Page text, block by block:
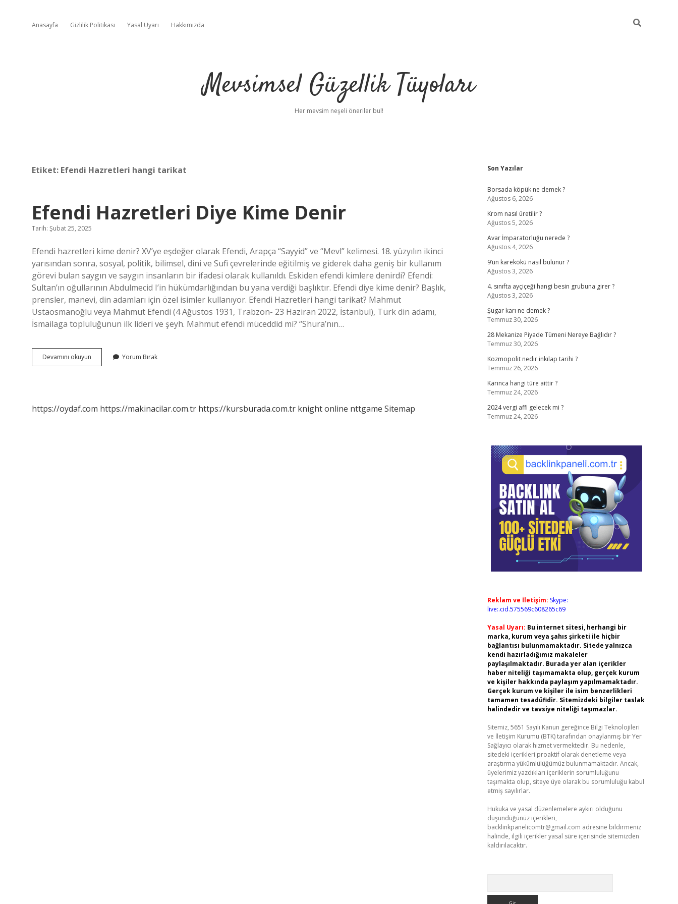
Anasayfa Gizlilik Politikası Yasal Uyarı Hakkımızda
Mevsimsel Güzellik Tüyoları
Her mevsim neşeli öneriler bul!
Etiket: Efendi Hazretleri hangi tarikat
Efendi Hazretleri Diye Kime Denir
Tarih: Şubat 25, 2025
Efendi hazretleri kime denir? XV’ye eşdeğer olarak Efendi, Arapça “Sayyid” ve “Mevl” kelimesi. 18. yüzyılın ikinci
yarısından sonra, sosyal, politik, bilimsel, dini ve Sufi çevrelerinde eğitilmiş ve giderek daha geniş bir kullanım
görevi bulan saygın ve saygın insanların bir ifadesi olarak kullanıldı. Eskiden efendi kimlere denirdi? Efendi:
Sultan’ın oğullarının Abdulmecid I’in hükümdarlığından bu yana verdiği başlıktır. Efendi diye kime denir? Başlık,
prensler, manevi, din adamları için özel isimler kullanıyor. Efendi Hazretleri hangi tarikat? Mahmut
Ustaosmanoğlu veya Mahmut Efendi (4 Ağustos 1931, Trabzon- 23 Haziran 2022, İstanbul), Türk din adamı,
İsmailaga topluluğunun ilk lideri ve şeyh. Mahmut efendi müceddid mi? “Shura’nın…
Devamını okuyun
Hazretleri
Yorum Bırak
https://oydaf.com https://makinacilar.com.tr https://kursburada.com.tr knight online nttgame Sitemap
Sidebar
Son Yazılar
Borsada köpük ne demek ?
Ağustos 6, 2026
Krom nasıl üretilir ?
Ağustos 5, 2026
Avar İmparatorluğu nerede ?
Ağustos 4, 2026
9’un karekökü nasıl bulunur ?
Ağustos 3, 2026
4. sınıfta ayçiçeği hangi besin grubuna girer ?
Ağustos 3, 2026
Şugar karı ne demek ?
Temmuz 30, 2026
28 Mekanize Piyade Tümeni Nereye Bağlıdır ?
Temmuz 30, 2026
Kozmopolit nedir inkılap tarihi ?
Temmuz 26, 2026
Karınca hangi türe aittir ?
Temmuz 24, 2026
2024 vergi affı gelecek mi ?
Temmuz 24, 2026
Reklam ve İletişim: Skype:
live:.cid.575569c608265c69
Yasal Uyarı: Bu internet sitesi, herhangi bir
marka, kurum veya şahıs şirketi ile hiçbir
bağlantısı bulunmamaktadır. Sitede yalnızca
kendi hazırladığımız makaleler
paylaşılmaktadır. Burada yer alan içerikler
haber niteliği taşımamakta olup, gerçek kurum
ve kişiler hakkında paylaşım yapılmamaktadır.
Gerçek kurum ve kişiler ile isim benzerlikleri
tamamen tesadüfidir. Sitemizdeki bilgiler taslak
halindedir ve tavsiye niteliği taşımazlar.
Sitemiz, 5651 Sayılı Kanun gereğince Bilgi Teknolojileri
ve İletişim Kurumu (BTK) tarafından onaylanmış bir Yer
Sağlayıcı olarak hizmet vermektedir. Bu nedenle,
sitedeki içerikleri proaktif olarak denetleme veya
araştırma yükümlülüğümüz bulunmamaktadır. Ancak,
üyelerimiz yazdıkları içeriklerin sorumluluğunu
taşımakta olup, siteye üye olarak bu sorumluluğu kabul
etmiş sayılırlar.
Hukuka ve yasal düzenlemelere aykırı olduğunu
düşündüğünüz içerikleri,
backlinkpanelicomtr@gmail.com adresine bildirmeniz
halinde, ilgili içerikler yasal süre içerisinde sitemizden
kaldırılacaktır.
hiltonbet giriş